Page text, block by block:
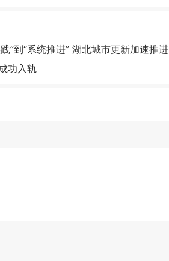
”到“系统推进” 湖北城市更新加速推进
功入轨